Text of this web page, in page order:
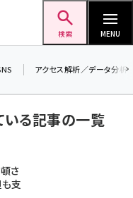
検索 MENU
アクセス解析／データ分析
いる記事の一覧
さ
支
さい ／
者には抽選で
ら▼